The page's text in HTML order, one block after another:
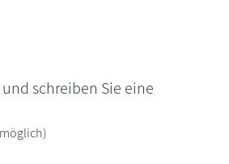
schreiben Sie eine